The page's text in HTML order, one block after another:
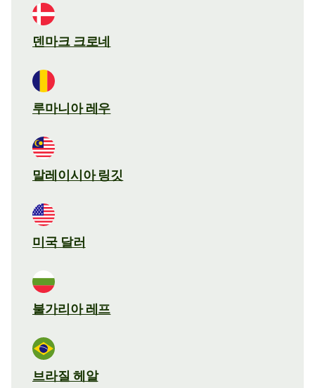
덴마크 크로네
루마니아 레우
말레이시아 링깃
미국 달러
불가리아 레프
브라질 헤알